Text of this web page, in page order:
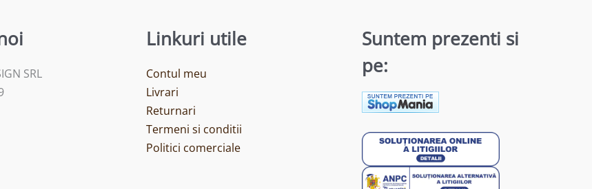
SRL
Linkuri utile
Contul meu
Livrari
Returnari
Termeni si conditii
Politici comerciale
Suntem prezenti si
pe: